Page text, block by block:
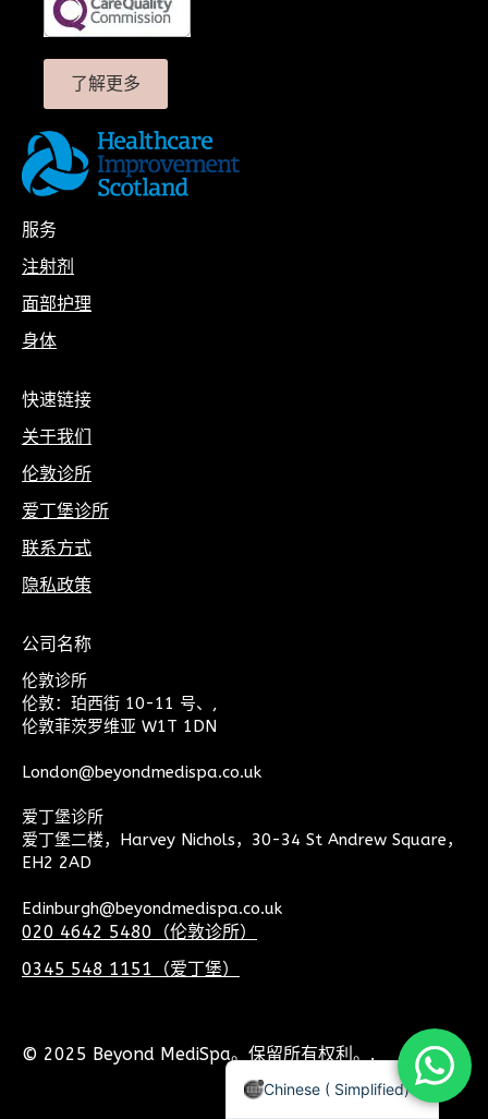
了解更多
服务
注射剂
面部护理
身体
快速链接
关于我们
伦敦诊所
爱丁堡诊所
联系方式
隐私政策
公司名称
伦敦诊所
伦敦：珀西街 10-11 号、,
伦敦菲茨罗维亚 W1T 1DN
London@beyondmedispa.co.uk
爱丁堡诊所
爱丁堡二楼，Harvey Nichols，30-34 St Andrew Square，
EH2 2AD
Edinburgh@beyondmedispa.co.uk
020 4642 5480（伦敦诊所）
0345 548 1151（爱丁堡）
© 2025 Beyond MediSpa。保留所有权利。.
Chinese ( Simplified)
English
Arabic